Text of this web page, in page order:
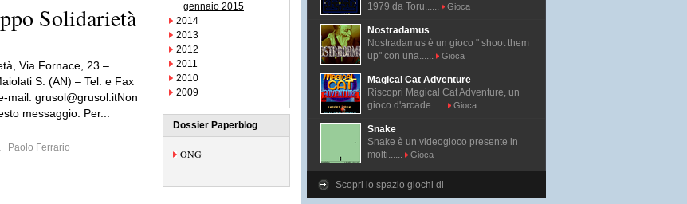
Solidarietà
Via Fornace, 23 –
S. (AN) – Tel. e Fax
mail: grusol@grusol.itNon
messaggio. Per...
Paolo Ferrario
gennaio 2015
2014
2013
2012
2011
2010
2009
Dossier Paperblog
ONG
1979 da Toru......
Gioca
Nostradamus
Nostradamus è un gioco " shoot them
up" con una......
Gioca
Magical Cat Adventure
Riscopri Magical Cat Adventure, un
gioco d'arcade......
Gioca
Snake
Snake è un videogioco presente in
molti......
Gioca
Scopri lo spazio giochi di